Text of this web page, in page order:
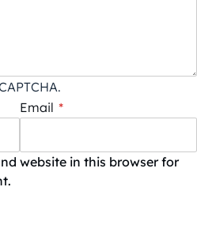
Email *
website in this browser for